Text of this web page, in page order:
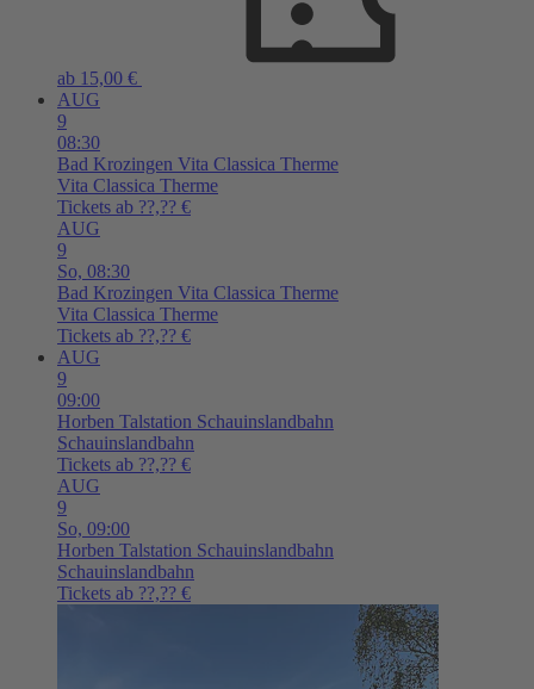
ab 15,00 €
AUG
9
08:30
Bad Krozingen Vita Classica Therme
Vita Classica Therme
Tickets ab ??,?? €
AUG
9
So, 08:30
Bad Krozingen Vita Classica Therme
Vita Classica Therme
Tickets ab ??,?? €
AUG
9
09:00
Horben Talstation Schauinslandbahn
Schauinslandbahn
Tickets ab ??,?? €
AUG
9
So, 09:00
Horben Talstation Schauinslandbahn
Schauinslandbahn
Tickets ab ??,?? €